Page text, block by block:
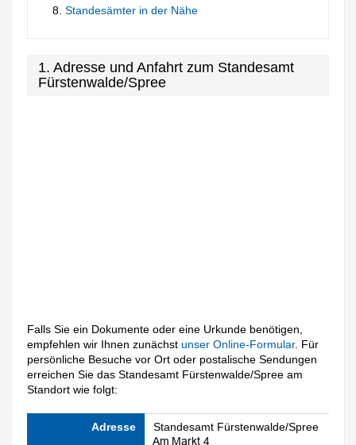
Standesämter in der Nähe
1. Adresse und Anfahrt zum Standesamt
Fürstenwalde/Spree
Falls Sie ein Dokumente oder eine Urkunde benötigen,
empfehlen wir Ihnen zunächstunser Online-Formular. Für
persönliche Besuche vor Ort oder postalische Sendungen
erreichen Sie das Standesamt Fürstenwalde/Spree am
Standort wie folgt:
Adresse Standesamt Fürstenwalde/Spree